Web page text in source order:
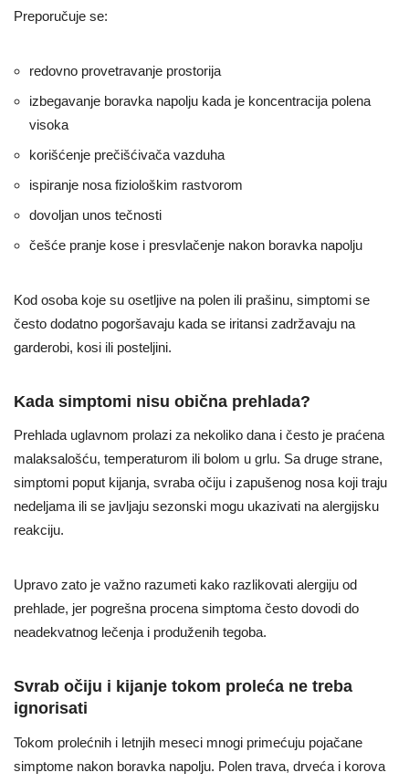
Preporučuje se:
redovno provetravanje prostorija
izbegavanje boravka napolju kada je koncentracija polena
visoka
korišćenje prečišćivača vazduha
ispiranje nosa fiziološkim rastvorom
dovoljan unos tečnosti
češće pranje kose i presvlačenje nakon boravka napolju
Kod osoba koje su osetljive na polen ili prašinu, simptomi se
često dodatno pogoršavaju kada se iritansi zadržavaju na
garderobi, kosi ili posteljini.
Kada simptomi nisu obična prehlada?
Prehlada uglavnom prolazi za nekoliko dana i često je praćena
malaksalošću, temperaturom ili bolom u grlu. Sa druge strane,
simptomi poput kijanja, svraba očiju i zapušenog nosa koji traju
nedeljama ili se javljaju sezonski mogu ukazivati na alergijsku
reakciju.
Upravo zato je važno razumeti kako razlikovati alergiju od
prehlade, jer pogrešna procena simptoma često dovodi do
neadekvatnog lečenja i produženih tegoba.
Svrab očiju i kijanje tokom proleća ne treba
ignorisati
Tokom prolećnih i letnjih meseci mnogi primećuju pojačane
simptome nakon boravka napolju. Polen trava, drveća i korova